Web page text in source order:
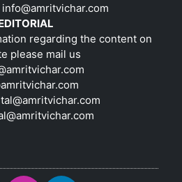
info@amritvichar.com
regarding the content on
please mail us